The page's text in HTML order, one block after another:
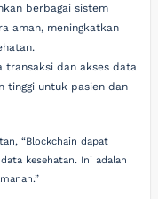
berbagai sistem
aman, meningkatkan
transaksi dan akses data
tinggi untuk pasien dan
“Blockchain dapat
kesehatan. Ini adalah